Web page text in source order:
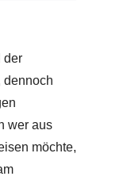
der
dennoch
wer aus
möchte,